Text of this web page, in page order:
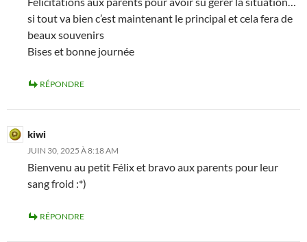
si tout va bien c’est maintenant le principal et cela fera de
beaux souvenirs
Bises et bonne journée
RÉPONDRE
kiwi
JUIN 30, 2025 À 8:18 AM
Bienvenu au petit Félix et bravo aux parents pour leur
sang froid :*)
RÉPONDRE